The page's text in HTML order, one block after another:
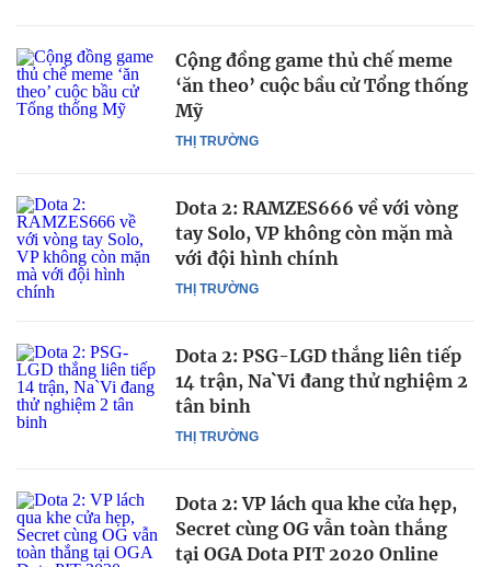
THỊ TRƯỜNG
Cộng đồng game thủ chế meme
‘ăn theo’ cuộc bầu cử Tổng thống
Mỹ
THỊ TRƯỜNG
Dota 2: RAMZES666 về với vòng
tay Solo, VP không còn mặn mà
với đội hình chính
THỊ TRƯỜNG
Dota 2: PSG-LGD thắng liên tiếp
14 trận, Na`Vi đang thử nghiệm 2
tân binh
Dota 2: VP lách qua khe cửa hẹp,
Secret cùng OG vẫn toàn thắng
tại OGA Dota PIT 2020 Online